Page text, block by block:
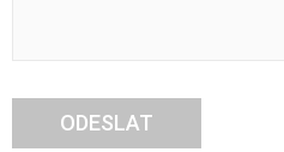
ODESLAT